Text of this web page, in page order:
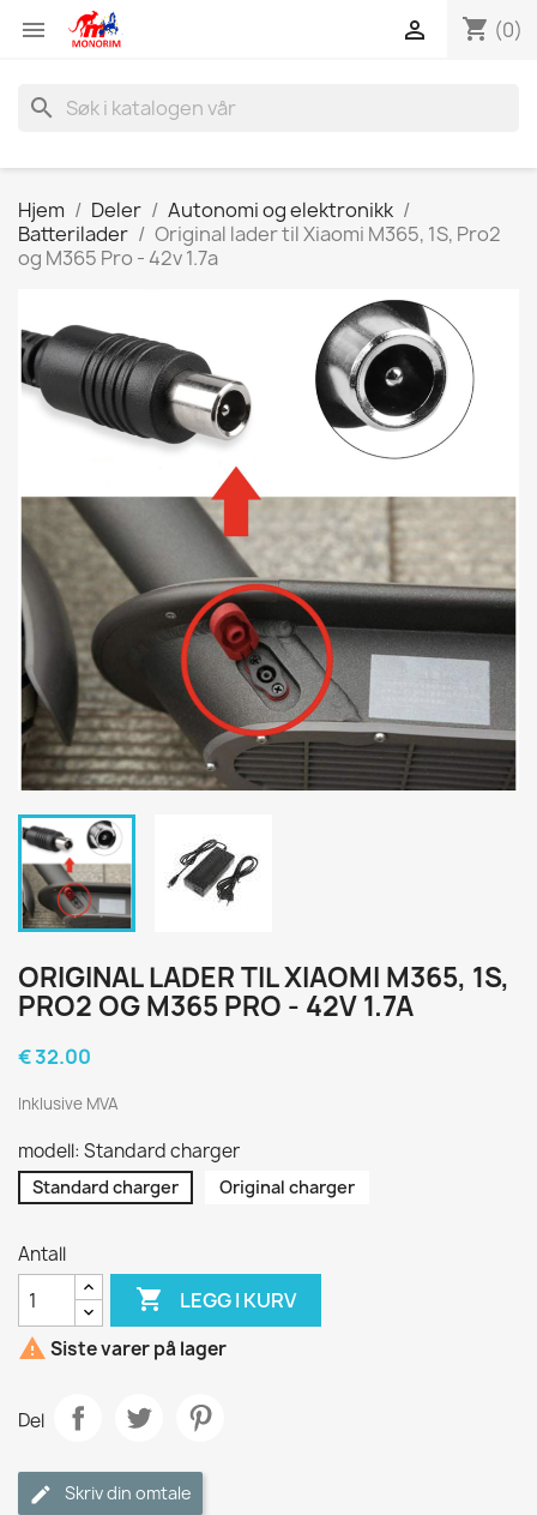
 shopping_cart (0)

search
Hjem Deler
Autonomi og elektronikk
Batterilader
Original lader til Xiaomi M365, 1S, Pro2
og M365 Pro - 42v 1.7a
ORIGINAL LADER TIL XIAOMI M365, 1S,
PRO2 OG M365 PRO - 42V 1.7A
€ 32.00
Inklusive MVA
modell: Standard charger
Standard charger Original charger
Antall
 LEGG I KURV
 Siste varer på lager
Del
Skriv din omtale